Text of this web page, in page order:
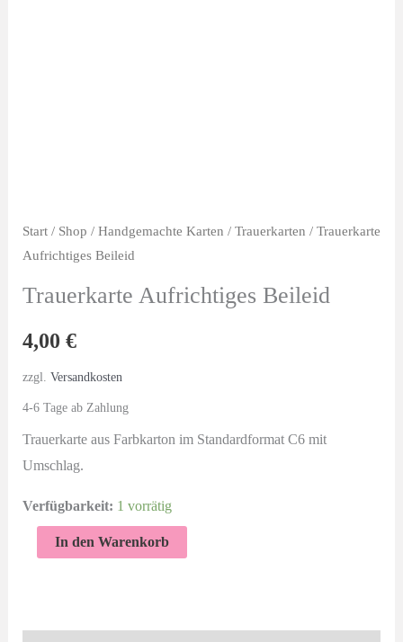
Start/ Shop / Handgemachte Karten / Trauerkarten / Trauerkarte
Aufrichtiges Beileid
Trauerkarte Aufrichtiges Beileid
4,00 €
zzgl. Versandkosten
4-6 Tage ab Zahlung
Trauerkarte aus Farbkarton im Standardformat C6 mit
Umschlag.
Verfügbarkeit: 1 vorrätig
Trauerkarte
In den Warenkorb